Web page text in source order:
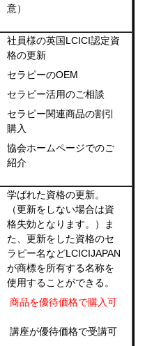
意）
社員様の英国LCICI認定資
格の更新
セラピーのOEM
セラピー活用のご相談
セラピー関連商品の割引
購入
協会ホームページでのご
紹介
学ばれた資格の更新。
（更新をしない場合は資
格失効となります。）ま
た、更新をした資格のセ
ラピー名などLCICIJAPAN
が商標を所有する名称を
使用することができる。
商品を優待価格で購入可
講座が優待価格で受講可